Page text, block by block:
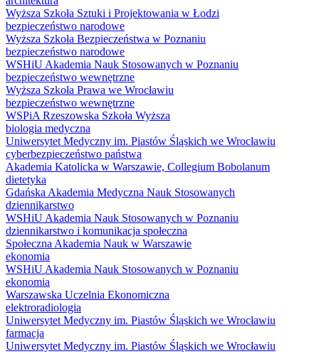
Wyższa Szkoła Sztuki i Projektowania w Łodzi
bezpieczeństwo narodowe
Wyższa Szkoła Bezpieczeństwa w Poznaniu
bezpieczeństwo narodowe
WSHiU Akademia Nauk Stosowanych w Poznaniu
bezpieczeństwo wewnętrzne
Wyższa Szkoła Prawa we Wrocławiu
bezpieczeństwo wewnętrzne
WSPiA Rzeszowska Szkoła Wyższa
biologia medyczna
Uniwersytet Medyczny im. Piastów Śląskich we Wrocławiu
cyberbezpieczeństwo państwa
Akademia Katolicka w Warszawie, Collegium Bobolanum
dietetyka
Gdańska Akademia Medyczna Nauk Stosowanych
dziennikarstwo
WSHiU Akademia Nauk Stosowanych w Poznaniu
dziennikarstwo i komunikacja społeczna
Społeczna Akademia Nauk w Warszawie
ekonomia
WSHiU Akademia Nauk Stosowanych w Poznaniu
ekonomia
Warszawska Uczelnia Ekonomiczna
elektroradiologia
Uniwersytet Medyczny im. Piastów Śląskich we Wrocławiu
farmacja
Uniwersytet Medyczny im. Piastów Śląskich we Wrocławiu